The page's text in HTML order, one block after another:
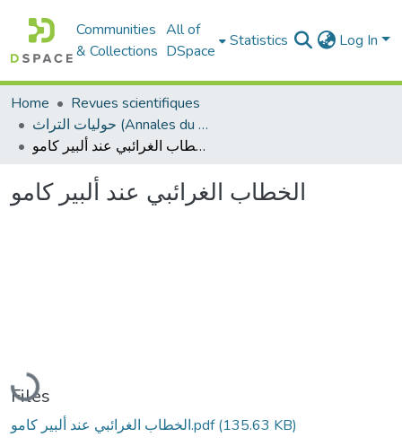
Communities
& Collections
All of
DSpace
Statistics Log In
Home
Revues scientifiques
حوليات التراث (Annales du patrimoine)
الخطاب الغرائبي عند ألبير كامو
الخطاب الغرائبي عند ألبير كامو
Loading...
Files
الخطاب الغرائبي عند ألبير كامو.pdf(135.63 KB)